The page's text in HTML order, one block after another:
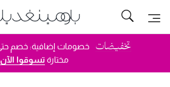
تخفيضات
مشاهدة الكل
مختارةتسوقوا الآن